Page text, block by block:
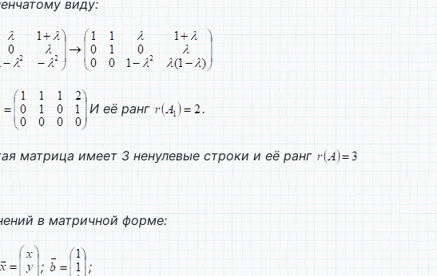
виду:
И её ранг .
матрица имеет 3 ненулевые строки и её ранг
в матричной форме:
; ;